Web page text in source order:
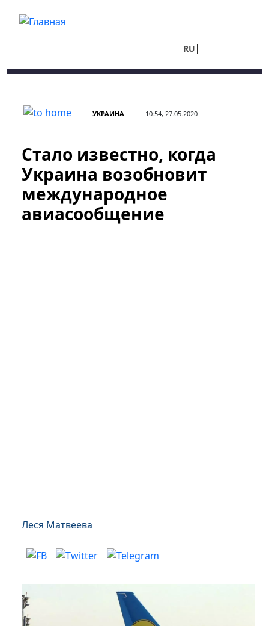
RU
УКРАИНА 10:54, 27.05.2020
Стало известно, когда
Украина возобновит
международное
авиасообщение
Леся Матвеева